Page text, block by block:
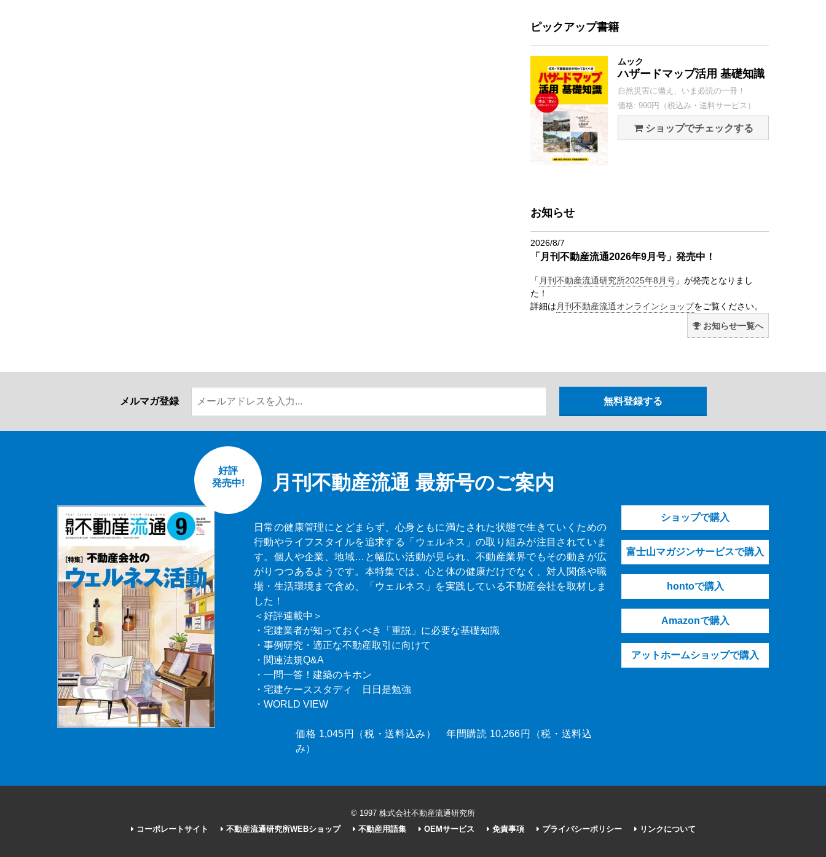
ピックアップ書籍
ムック
ハザードマップ活用 基礎知識
自然災害に備え、いま必読の一冊！
価格: 990円（税込み・送料サービス）
ショップでチェックする
お知らせ
2026/8/7
「月刊不動産流通2026年9月号」発売中！
「 月刊不動産流通研究所2025年8月号 」が発売となりまし
た！
詳細は 月刊不動産流通オンラインショップをご覧ください。
お知らせ一覧へ
メルマガ登録
月刊不動産流通 最新号のご案内
好評
発売中!
日常の健康管理にとどまらず、心身ともに満たされた状態で生きていくための
行動やライフスタイルを追求する「ウェルネス」の取り組みが注目されていま
す。個人や企業、地域…と幅広い活動が見られ、不動産業界でもその動きが広
がりつつあるようです。本特集では、心と体の健康だけでなく、対人関係や職
場・生活環境まで含め、「ウェルネス」を実践している不動産会社を取材しま
した！
＜好評連載中＞
・宅建業者が知っておくべき「重説」に必要な基礎知識
・事例研究・適正な不動産取引に向けて
・関連法規Q&A
・一問一答！建築のキホン
・宅建ケーススタディ 日日是勉強
・WORLD VIEW
価格 1,045円（税・送料込み） 年間購読 10,266円（税・送料込
み）
ショップで購入
富士山マガジンサービスで購入
hontoで購入
Amazonで購入
アットホームショップで購入
© 1997 株式会社不動産流通研究所
コーポレートサイト
不動産流通研究所WEBショップ 不動産用語集 OEMサービス 免責事項 プライバシーポリシー リンクについて